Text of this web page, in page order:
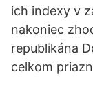
ich indexy v
nakoniec
republikána
celkom